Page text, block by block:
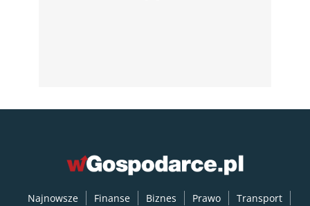
Najnowsze Finanse Biznes Prawo Transport